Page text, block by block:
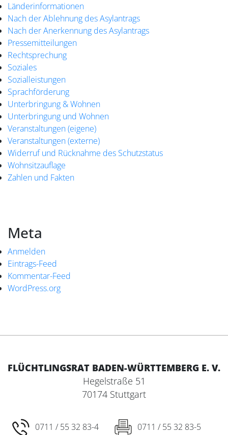
Länderinformationen
Nach der Ablehnung des Asylantrags
Nach der Anerkennung des Asylantrags
Pressemitteilungen
Rechtsprechung
Soziales
Sozialleistungen
Sprachförderung
Unterbringung & Wohnen
Unterbringung und Wohnen
Veranstaltungen (eigene)
Veranstaltungen (externe)
Widerruf und Rücknahme des Schutzstatus
Wohnsitzauflage
Zahlen und Fakten
Meta
Anmelden
Eintrags-Feed
Kommentar-Feed
WordPress.org
FLÜCHTLINGSRAT BADEN-WÜRTTEMBERG E. V.
Hegelstraße 51
70174 Stuttgart
0711 / 55 32 83-4 0711 / 55 32 83-5